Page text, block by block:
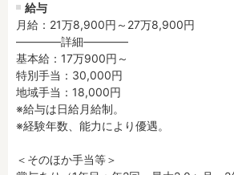
給与
月給：21万8,900円～27万8,900円
――――詳細――――
基本給：17万900円～
特別手当：30,000円
地域手当：18,000円
※給与は日給月給制。
※経験年数、能力により優遇。
＜そのほか手当等＞
病院内保育所
学童保育施設
子育て支援センター
放課後等デイサービ
ス
その他施設
特徴